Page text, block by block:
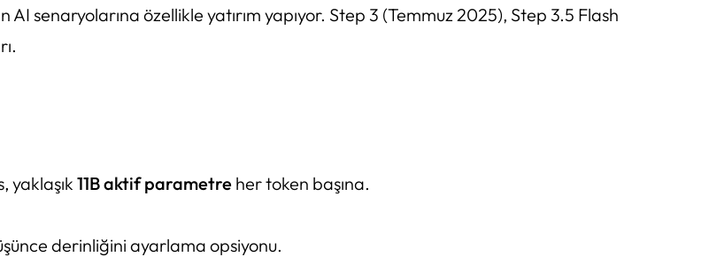
senaryolarına özellikle yatırım yapıyor. Step 3 (Temmuz 2025), Step 3.5 Flash
yaklaşık 11B aktif parametre her token başına.
derinliğini ayarlama opsiyonu.